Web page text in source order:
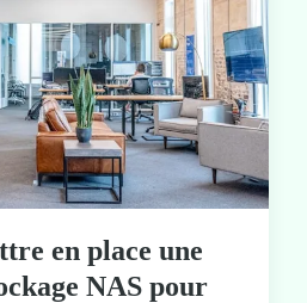
en place une
NAS pour